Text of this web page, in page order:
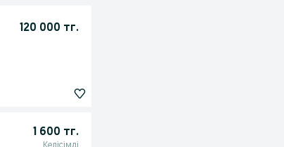
120 000 тг.
1 600 тг.